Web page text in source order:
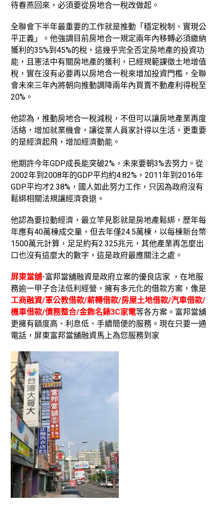
待春燕回來，必須要從房地合一稅改做起。
全聯會下半年最重要的工作就是推動「穩定稅制、實現公
平正義」。他強調目前房地合一規定兩年內移轉必須繳納
獲利的35%到45%的稅，這幾乎完全否定房地產的投資功
能，且憲法中有關房地產的獲利，已經規範課徵土地增值
稅，實在沒有必要再以房地合一稅來增加投資門檻，全聯
會未來三年內將朝向推動調降兩年內買賣不動產利得稅至
20%。
他認為，推動房地合一稅減稅，不但可以讓房地產業再度
活絡，增加就業機會，讓從業人員家計得以生活，更重要
的是經濟起飛，增加經濟動能。
他期許今年GDP成長能突破2%，未來要朝3%去努力。從
2002年到2008年的GDP平均約4.82%，2011年到2016年
GDP平均才2.38%，國人如此努力工作，只因為政府沒有
鬆綁相關法規讓經濟衰退。
他認為要拉動經濟，最立竿見影就是房地產鬆綁，歷年每
年應有40萬棟成交量，但去年僅24.5萬棟，以每棟新台幣
1500萬元計算，足足約有2.325兆元，其他產業再怎麼出
口也沒有這麼大的數字，這是政府最應關注之處。
屏東當舖-富邦當舖融資是政府立案的優良店家 ，在地服
務逾一甲子合法低利經營，擁有多元化的借款方案，像是
工商融資/軍公教借款/薪轉借款/房屋土地借款/汽車借款/
機車借款/債務整合/金飾名錶3C家電等各方案。富邦當舖
更擁有額度高、利息低、手續簡便的服務。現在只要一通
電話，屏東富邦當舖融資馬上為您服務到家